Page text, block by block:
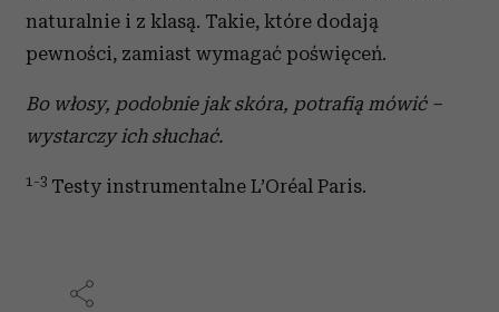
naturalnie i z klasą. Takie, które dodają
pewności, zamiast wymagać poświęceń.
Bo włosy, podobnie jak skóra, potrafią mówić –
wystarczy ich słuchać.
1-3 Testy instrumentalne L’Oréal Paris.